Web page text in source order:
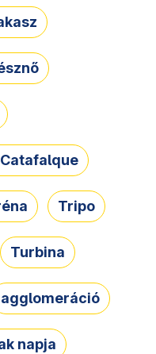
Tripo
Turbina
agglomeráció
napja